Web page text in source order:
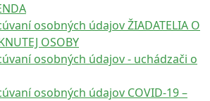
osobných údajov ŽIADATELIA O
OSOBY
osobných údajov - uchádzači o
osobných údajov COVID-19 –